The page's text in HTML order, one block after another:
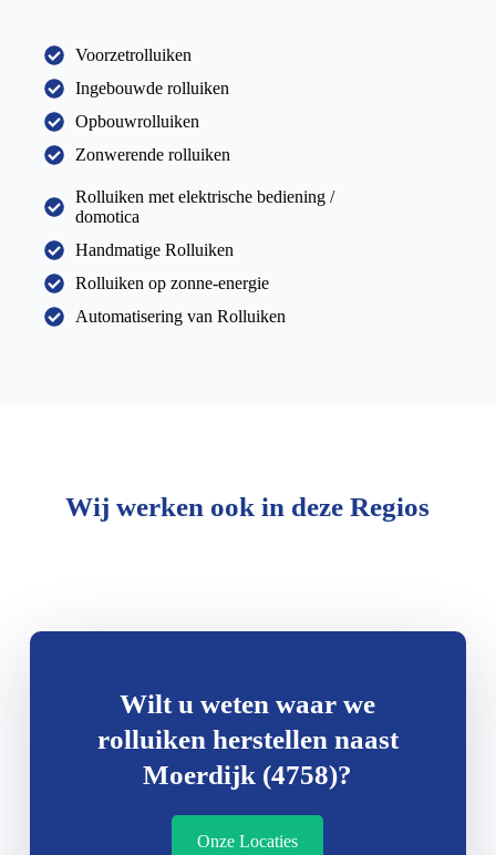
Voorzetrolluiken
Ingebouwde rolluiken
Opbouwrolluiken
Zonwerende rolluiken
Rolluiken met elektrische bediening /
domotica
Handmatige Rolluiken
Rolluiken op zonne-energie
Automatisering van Rolluiken
Wij werken ook in deze Regios
Wilt u weten waar we
rolluiken herstellen naast
Moerdijk (4758)?
Onze Locaties